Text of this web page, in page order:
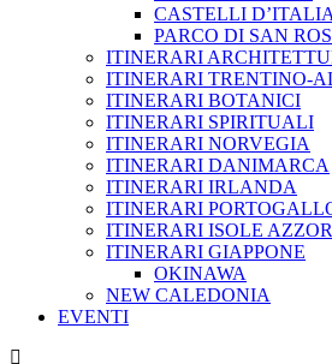
CASTELLI D’ITALIA
PARCO DI SAN
ITINERARI
ITINERARI TRENTINO-
ITINERARI BOTANICI
ITINERARI SPIRITUALI
ITINERARI NORVEGIA
ITINERARI DANIMARCA
ITINERARI IRLANDA
ITINERARI
ITINERARI ISOLE
ITINERARI GIAPPONE
OKINAWA
NEW CALEDONIA
EVENTI